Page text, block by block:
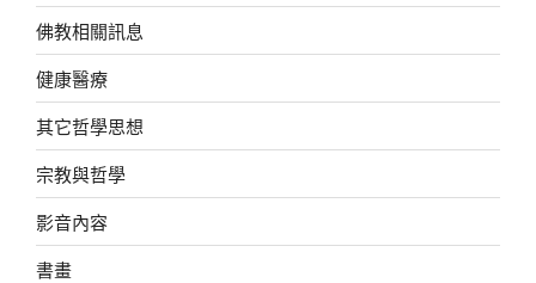
佛教相關訊息
健康醫療
其它哲學思想
宗教與哲學
影音內容
書畫